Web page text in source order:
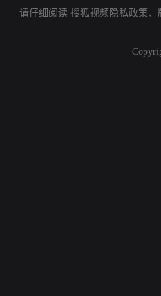
请仔细阅读 搜狐视频隐私政策、